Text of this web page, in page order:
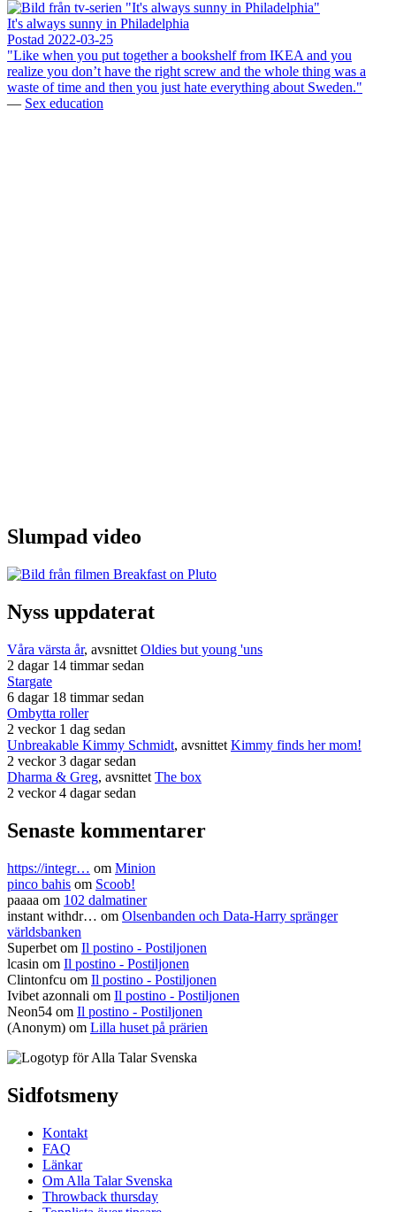
It's always sunny in Philadelphia
Postad 2022-03-25
"Like when you put together a bookshelf from IKEA and you
realize you don’t have the right screw and the whole thing was a
waste of time and then you just hate everything about Sweden."
— Sex education
Slumpad video
Nyss uppdaterat
Våra värsta år, avsnittet Oldies but young 'uns
2 dagar 14 timmar sedan
Stargate
6 dagar 18 timmar sedan
Ombytta roller
2 veckor 1 dag sedan
Unbreakable Kimmy Schmidt, avsnittet Kimmy finds her mom!
2 veckor 3 dagar sedan
Dharma & Greg, avsnittet The box
2 veckor 4 dagar sedan
Senaste kommentarer
https://integr… om Minion
pinco bahis om Scoob!
paaaa om 102 dalmatiner
instant withdr… om Olsenbanden och Data-Harry spränger
världsbanken
Superbet om Il postino - Postiljonen
lcasin om Il postino - Postiljonen
Clintonfcu om Il postino - Postiljonen
Ivibet azonnali om Il postino - Postiljonen
Neon54 om Il postino - Postiljonen
(Anonym) om Lilla huset på prärien
Sidfotsmeny
Kontakt
FAQ
Länkar
Om Alla Talar Svenska
Throwback thursday